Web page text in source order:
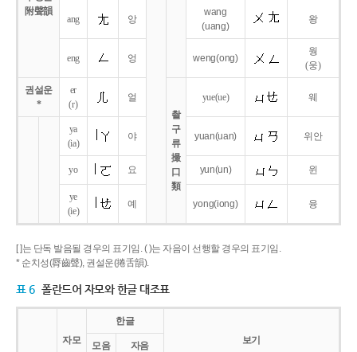
附聲韻
ang 앙
wang
(uang)
왕
eng 엉 weng(ong)
웡
(웅)
권설운
*
er
(r)
얼
촬
구
류
撮
口
類
yue(ue) 웨
ya
(ia)
야 yuan(uan) 위안
yo 요 yun(un) 윈
ye
(ie)
예 yong(iong) 융
[ ]는 단독 발음될 경우의 표기임. ( )는 자음이 선행할 경우의 표기임.
* 순치성(脣齒聲), 권설운(捲舌韻).
표 6 폴란드어 자모와 한글 대조표
자모
한글
보기
모음
자음